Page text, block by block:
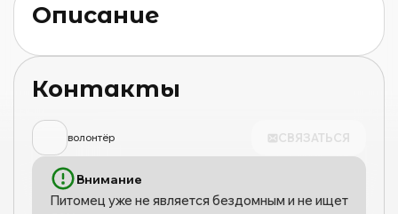
Описание
Контакты
волонтёр СВЯЗАТЬСЯ
Внимание
Питомец уже не является бездомным и не ищет